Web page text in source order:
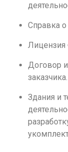
Справка
Лицензия
Договор и
заказчика.
Здания и
Нижний
О
Омск
Орел
П